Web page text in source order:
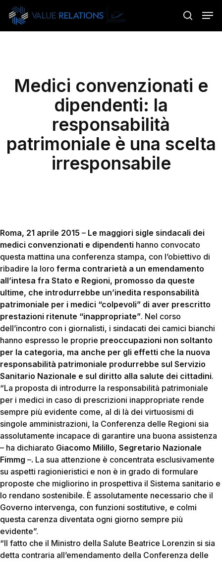
Skip
main
search
Medici convenzionati e
dipendenti: la
responsabilità
patrimoniale è una scelta
irresponsabile
Roma, 21 aprile 2015 – Le maggiori sigle sindacali dei
medici convenzionati e dipendenti hanno convocato
questa mattina una conferenza stampa, con l’obiettivo di
ribadire la loro ferma contrarietà a un emendamento
all’intesa fra Stato e Regioni, promosso da queste
ultime, che introdurrebbe un’inedita responsabilità
patrimoniale per i medici “colpevoli” di aver prescritto
prestazioni ritenute “inappropriate”. Nel corso
dell’incontro con i giornalisti, i sindacati dei camici bianchi
hanno espresso le proprie preoccupazioni non soltanto
per la categoria, ma anche per gli effetti che la nuova
responsabilità patrimoniale produrrebbe sul Servizio
Sanitario Nazionale e sul diritto alla salute dei cittadini.
“La proposta di introdurre la responsabilità patrimoniale
per i medici in caso di prescrizioni inappropriate rende
sempre più evidente come, al di là dei virtuosismi di
singole amministrazioni, la Conferenza delle Regioni sia
assolutamente incapace di garantire una buona assistenza
– ha dichiarato Giacomo Milillo, Segretario Nazionale
Fimmg –. La sua attenzione è concentrata esclusivamente
su aspetti ragionieristici e non è in grado di formulare
proposte che migliorino in prospettiva il Sistema sanitario e
lo rendano sostenibile. È assolutamente necessario che il
Governo intervenga, con funzioni sostitutive, e colmi
questa carenza diventata ogni giorno sempre più
evidente”.
“Il fatto che il Ministro della Salute Beatrice Lorenzin si sia
detta contraria all’emendamento della Conferenza delle